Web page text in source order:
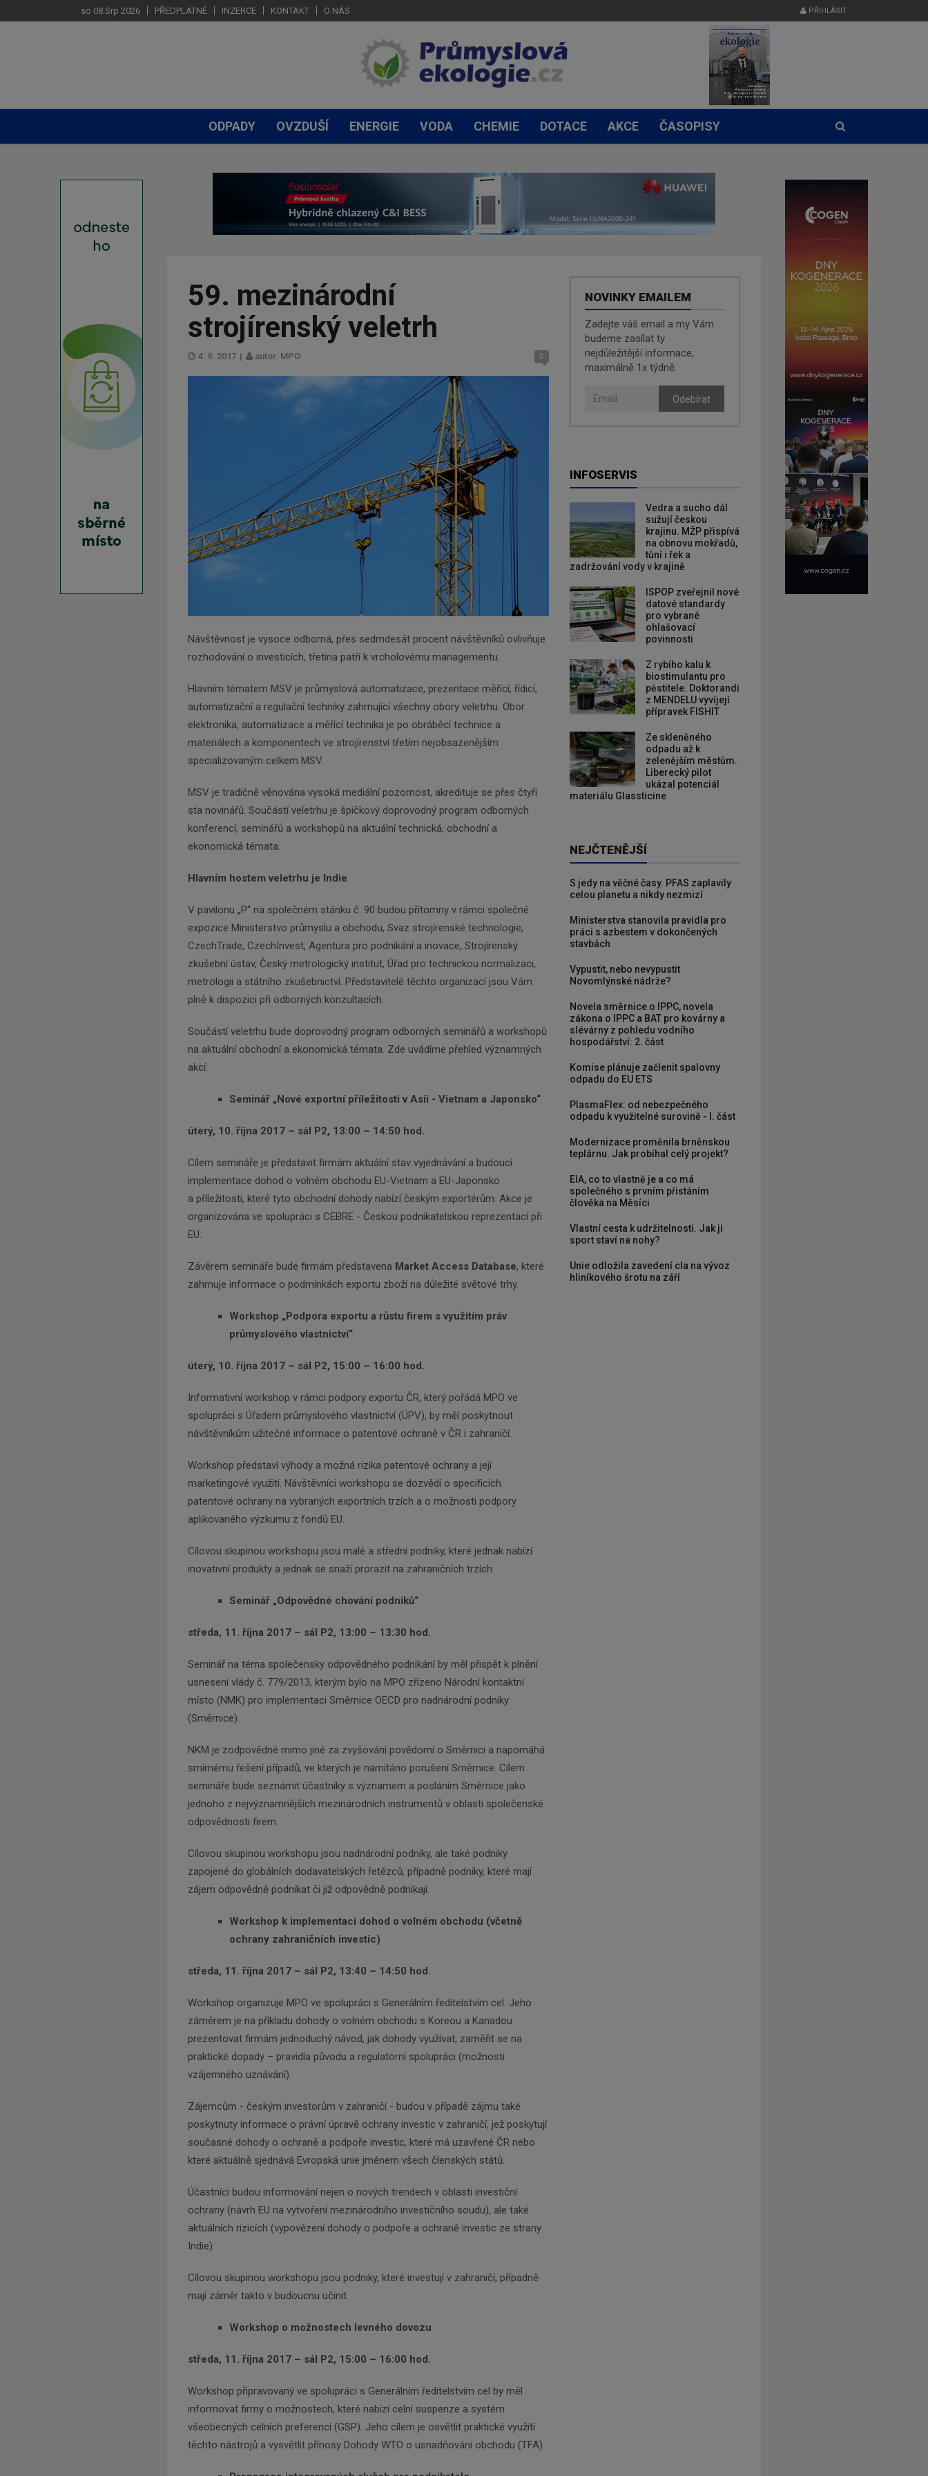
so 08.Srp 2026 PŘEDPLATNÉ INZERCE KONTAKT O NÁS PŘIHLÁSIT
ODPADY OVZDUŠÍ ENERGIE VODA CHEMIE DOTACE AKCE ČASOPISY
59. mezinárodní
strojírenský veletrh
4. 9. 2017 | autor: MPO 0
Návštěvnost je vysoce odborná, přes sedmdesát procent návštěvníků ovlivňuje
rozhodování o investicích, třetina patří k vrcholovému managementu.
Hlavním tématem MSV je průmyslová automatizace, prezentace měřící, řídicí,
automatizační a regulační techniky zahrnující všechny obory veletrhu. Obor
elektronika, automatizace a měřící technika je po obráběcí technice a
materiálech a komponentech ve strojírenství třetím nejobsazenějším
specializovaným celkem MSV.
MSV je tradičně věnována vysoká mediální pozornost, akredituje se přes čtyři
sta novinářů. Součástí veletrhu je špičkový doprovodný program odborných
konferencí, seminářů a workshopů na aktuální technická, obchodní a
ekonomická témata.
Hlavním hostem veletrhu je Indie.
V pavilonu „P“ na společném stánku č. 90 budou přítomny v rámci společné
expozice Ministerstvo průmyslu a obchodu, Svaz strojírenské technologie,
CzechTrade, CzechInvest, Agentura pro podnikání a inovace, Strojírenský
zkušební ústav, Český metrologický institut, Úřad pro technickou normalizaci,
metrologii a státního zkušebnictví. Představitelé těchto organizací jsou Vám
plně k dispozici při odborných konzultacích.
Součástí veletrhu bude doprovodný program odborných seminářů a workshopů
na aktuální obchodní a ekonomická témata. Zde uvádíme přehled významných
akcí:
Seminář „Nové exportní příležitosti v Asii - Vietnam a Japonsko“
úterý, 10. října 2017 – sál P2, 13:00 – 14:50 hod.
Cílem semináře je představit firmám aktuální stav vyjednávání a budoucí
implementace dohod o volném obchodu EU-Vietnam a EU-Japonsko
a příležitosti, které tyto obchodní dohody nabízí českým exportérům. Akce je
organizována ve spolupráci s CEBRE - Českou podnikatelskou reprezentací při
EU.
Závěrem semináře bude firmám představena Market Access Database, které
zahrnuje informace o podmínkách exportu zboží na důležité světové trhy.
Workshop „Podpora exportu a růstu firem s využitím práv
průmyslového vlastnictví“
úterý, 10. října 2017 – sál P2, 15:00 – 16:00 hod.
Informativní workshop v rámci podpory exportu ČR, který pořádá MPO ve
spolupráci s Úřadem průmyslového vlastnictví (ÚPV), by měl poskytnout
návštěvníkům užitečné informace o patentové ochraně v ČR i zahraničí.
Workshop představí výhody a možná rizika patentové ochrany a její
marketingové využití. Návštěvníci workshopu se dozvědí o specificích
patentové ochrany na vybraných exportních trzích a o možnosti podpory
aplikovaného výzkumu z fondů EU.
Cílovou skupinou workshopu jsou malé a střední podniky, které jednak nabízí
inovativní produkty a jednak se snaží prorazit na zahraničních trzích.
Seminář „Odpovědné chování podniků“
středa, 11. října 2017 – sál P2, 13:00 – 13:30 hod.
Seminář na téma společensky odpovědného podnikání by měl přispět k plnění
usnesení vlády č. 779/2013, kterým bylo na MPO zřízeno Národní kontaktní
místo (NMK) pro implementaci Směrnice OECD pro nadnárodní podniky
(Směrnice).
NKM je zodpovědné mimo jiné za zvyšování povědomí o Směrnici a napomáhá
smírnému řešení případů, ve kterých je namítáno porušení Směrnice. Cílem
semináře bude seznámit účastníky s významem a posláním Směrnice jako
jednoho z nejvýznamnějších mezinárodních instrumentů v oblasti společenské
odpovědnosti firem.
Cílovou skupinou workshopu jsou nadnárodní podniky, ale také podniky
zapojené do globálních dodavatelských řetězců, případně podniky, které mají
zájem odpovědně podnikat či již odpovědně podnikají.
Workshop k implementaci dohod o volném obchodu (včetně
ochrany zahraničních investic)
středa, 11. října 2017 – sál P2, 13:40 – 14:50 hod.
Workshop organizuje MPO ve spolupráci s Generálním ředitelstvím cel. Jeho
záměrem je na příkladu dohody o volném obchodu s Koreou a Kanadou
prezentovat firmám jednoduchý návod, jak dohody využívat, zaměřit se na
praktické dopady – pravidla původu a regulatorní spolupráci (možnosti
vzájemného uznávání).
Zájemcům - českým investorům v zahraničí - budou v případě zájmu také
poskytnuty informace o právní úpravě ochrany investic v zahraničí, jež poskytují
současné dohody o ochraně a podpoře investic, které má uzavřené ČR nebo
které aktuálně sjednává Evropská unie jménem všech členských států.
Účastníci budou informování nejen o nových trendech v oblasti investiční
ochrany (návrh EU na vytvoření mezinárodního investičního soudu), ale také
aktuálních rizicích (vypovězení dohody o podpoře a ochraně investic ze strany
Indie).
Cílovou skupinou workshopu jsou podniky, které investují v zahraničí, případně
mají záměr takto v budoucnu učinit.
Workshop o možnostech levného dovozu
středa, 11. října 2017 – sál P2, 15:00 – 16:00 hod.
Workshop připravovaný ve spolupráci s Generálním ředitelstvím cel by měl
informovat firmy o možnostech, které nabízí celní suspenze a systém
všeobecných celních preferencí (GSP). Jeho cílem je osvětlit praktické využití
těchto nástrojů a vysvětlit přínosy Dohody WTO o usnadňování obchodu (TFA).
NOVINKY EMAILEM
Zadejte váš email a my Vám
budeme zasílat ty
nejdůležitější informace,
maximálně 1x týdně.
Odebírat
INFOSERVIS
Vedra a sucho dál
sužují českou
krajinu. MŽP přispívá
na obnovu mokřadů,
tůní i řek a
zadržování vody v krajině
ISPOP zveřejnil nové
datové standardy
pro vybrané
ohlašovací
povinnosti
Z rybího kalu k
biostimulantu pro
pěstitele. Doktorandi
z MENDELU vyvíjejí
přípravek FISHIT
Ze skleněného
odpadu až k
zelenějším městům.
Liberecký pilot
ukázal potenciál
materiálu Glassticine
NEJČTENĚJŠÍ
S jedy na věčné časy. PFAS zaplavily
celou planetu a nikdy nezmizí
Ministerstva stanovila pravidla pro
práci s azbestem v dokončených
stavbách
Vypustit, nebo nevypustit
Novomlýnské nádrže?
Novela směrnice o IPPC, novela
zákona o IPPC a BAT pro kovárny a
slévárny z pohledu vodního
hospodářství: 2. část
Komise plánuje začlenit spalovny
odpadu do EU ETS
PlasmaFlex: od nebezpečného
odpadu k využitelné surovině - I. část
Modernizace proměnila brněnskou
teplárnu. Jak probíhal celý projekt?
EIA, co to vlastně je a co má
společného s prvním přistáním
člověka na Měsíci
Vlastní cesta k udržitelnosti. Jak ji
sport staví na nohy?
Unie odložila zavedení cla na vývoz
hliníkového šrotu na září